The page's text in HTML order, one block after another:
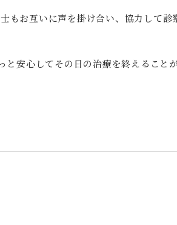
もお互いに声を掛け合い、協力して診
安心してその日の治療を終えることが